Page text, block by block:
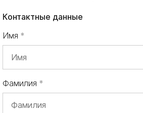
Контактные данные
Имя
Фамилия